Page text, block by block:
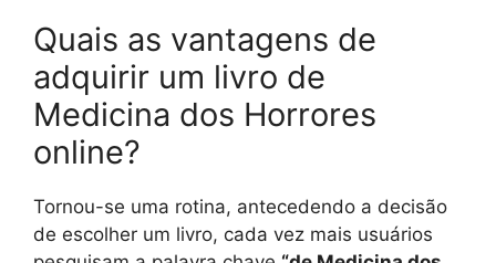
Quais as vantagens de
adquirir um livro de
Medicina dos Horrores
online?
Tornou-se uma rotina, antecedendo a decisão
de escolher um livro, cada vez mais usuários